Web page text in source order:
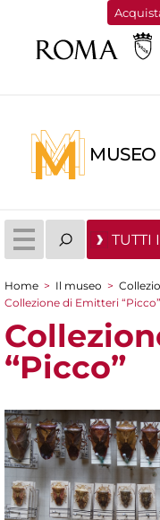
TUTTI
Tu sei qui
Home > Il museo >
Collezione di Emitteri “Picco”
“Picco”